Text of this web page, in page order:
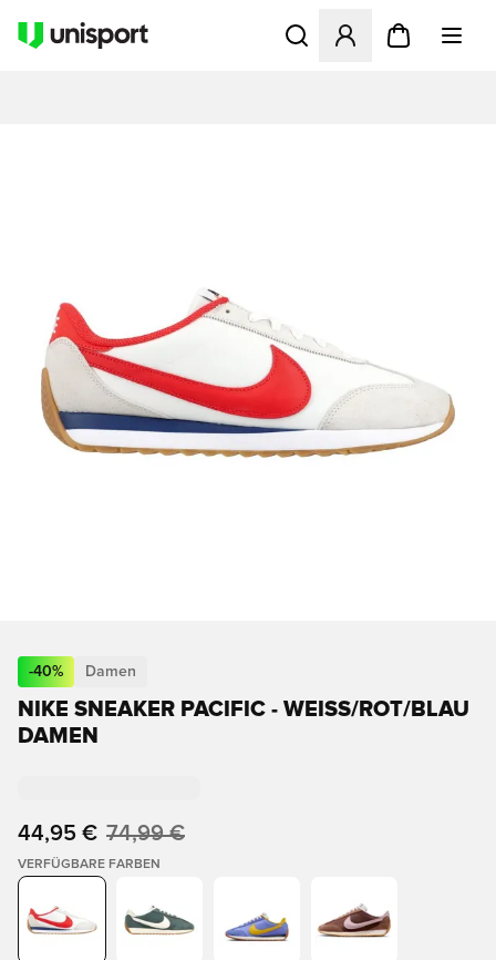
Öffnet ein neues Fenster
-40% Damen
NIKE SNEAKER PACIFIC - WEISS/ROT/BLAU D
AMEN
44,95 € 74,99 €
VERFÜGBARE FARBEN